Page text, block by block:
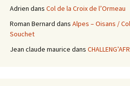
Adrien dans Col de la Croix de l’Ormeau
Roman Bernard dans Alpes – Oisans /
Souchet
Jean claude maurice dans